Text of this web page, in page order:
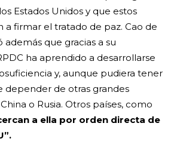
Estados Unidos y que estos
a firmar el tratado de paz. Cao de
además que gracias a su
ha aprendido a desarrollarse
y, aunque pudiera tener
depender de otras grandes
o Rusia. Otros países, como
a ella por orden directa de